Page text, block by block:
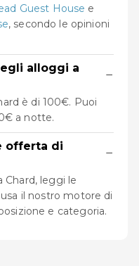
Guest House e
, secondo le opinioni
alloggi a
−
è di 100€. Puoi
a notte.
offerta di
−
Chard, leggi le
il nostro motore di
e categoria.